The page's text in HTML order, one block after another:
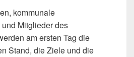
kommunale
Mitglieder des
am ersten Tag die
Stand, die Ziele und die